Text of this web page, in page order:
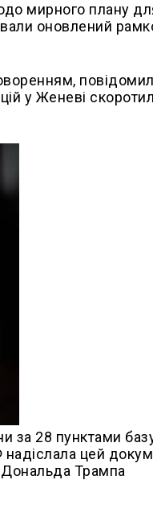
мирного плану
оновлений
у Женеві
за 28 пунктами
цей
Дональда Трампа